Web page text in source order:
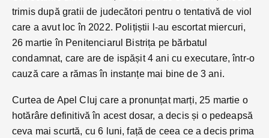
trimis după gratii de judecători pentru o tentativă de viol
care a avut loc în 2022. Polițiștii l-au escortat miercuri,
26 martie în Penitenciarul Bistrița pe bărbatul
condamnat, care are de ispășit 4 ani cu executare, într-o
cauză care a rămas în instanțe mai bine de 3 ani.
Curtea de Apel Cluj care a pronunțat marți, 25 martie o
hotărâre definitivă în acest dosar, a decis și o pedeapsă
ceva mai scurtă, cu 6 luni, față de ceea ce a decis prima